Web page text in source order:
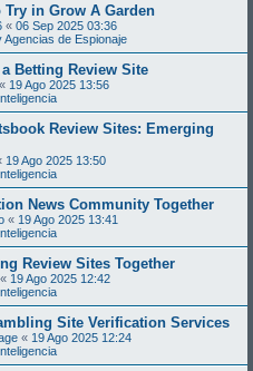
in Grow A Garden
« 06 Sep 2025 03:36
de Espionaje
Betting Review Site
« 19 Ago 2025 13:56
Review Sites: Emerging
19 Ago 2025 13:50
News Community Together
« 19 Ago 2025 13:41
Review Sites Together
« 19 Ago 2025 12:42
Site Verification Services
« 19 Ago 2025 12:24